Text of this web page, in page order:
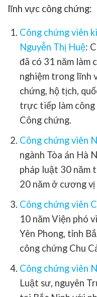
lĩnh vực công chứng:
Công chứng viên
Nguyễn Thị Huệ:
đã có 31 năm làm
nghiệm trong lĩnh
chứng, hộ tịch,
trực tiếp làm công
Công chứng.
Công chứng viên
ngành Tòa án Hà
pháp luật 30 năm
20 năm ở cương vị
Công chứng viên
10 năm Viện phó
Yên Phong, tỉnh
công chứng Chu
Công chứng viên
Luật sư, nguyên